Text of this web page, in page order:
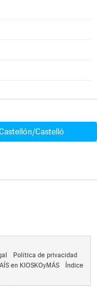
Castelló
Política de privacidad
en KIOSKOyMÁS
Índice